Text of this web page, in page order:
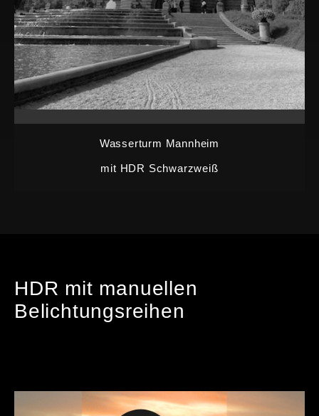
Wasserturm Mannheim
mit HDR Schwarzweiß
HDR mit manuellen
Belichtungsreihen